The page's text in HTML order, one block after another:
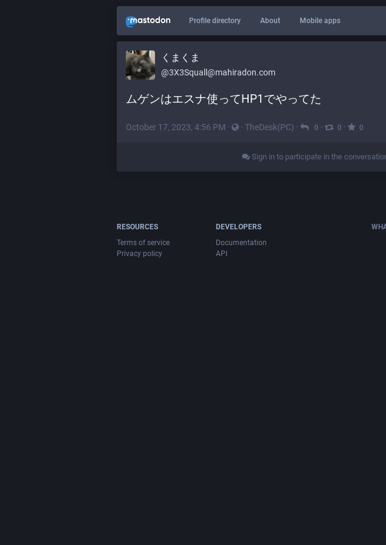
Profile directory About Mobile apps
くまくま
@3X3Squall@mahiradon.com
ムゲンはエスナ使ってHP1でやってた
October 17, 2023, 4:56 PM · · TheDesk(PC) · 0 · 0 · 0
Sign in to participate in the
RESOURCES
Terms of service
Privacy policy
DEVELOPERS
Documentation
API